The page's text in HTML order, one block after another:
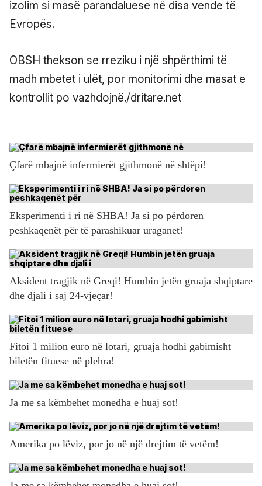
izolim si masë parandaluese në disa vende të
Evropës.
OBSH thekson se rreziku i një shpërthimi të
madh mbetet i ulët, por monitorimi dhe masat e
kontrollit po vazhdojnë./dritare.net
Çfarë mbajnë infermierët gjithmonë në shtëpi!
Eksperimenti i ri në SHBA! Ja si po përdoren
peshkaqenët për të parashikuar uraganet!
Aksident tragjik në Greqi! Humbin jetën gruaja shqiptare
dhe djali i saj 24-vjeçar!
Fitoi 1 milion euro në lotari, gruaja hodhi gabimisht
biletën fituese në plehra!
Ja me sa këmbehet monedha e huaj sot!
Amerika po lëviz, por jo në një drejtim të vetëm!